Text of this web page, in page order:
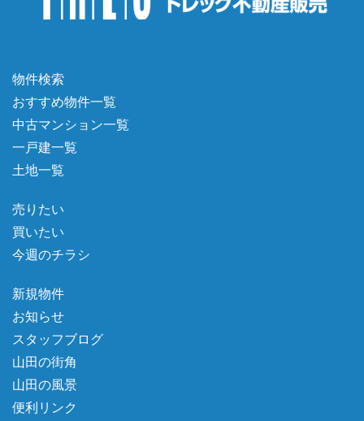
物件検索
おすすめ物件一覧
中古マンション一覧
一戸建一覧
土地一覧
売りたい
買いたい
今週のチラシ
新規物件
お知らせ
スタッフブログ
山田の街角
山田の風景
便利リンク